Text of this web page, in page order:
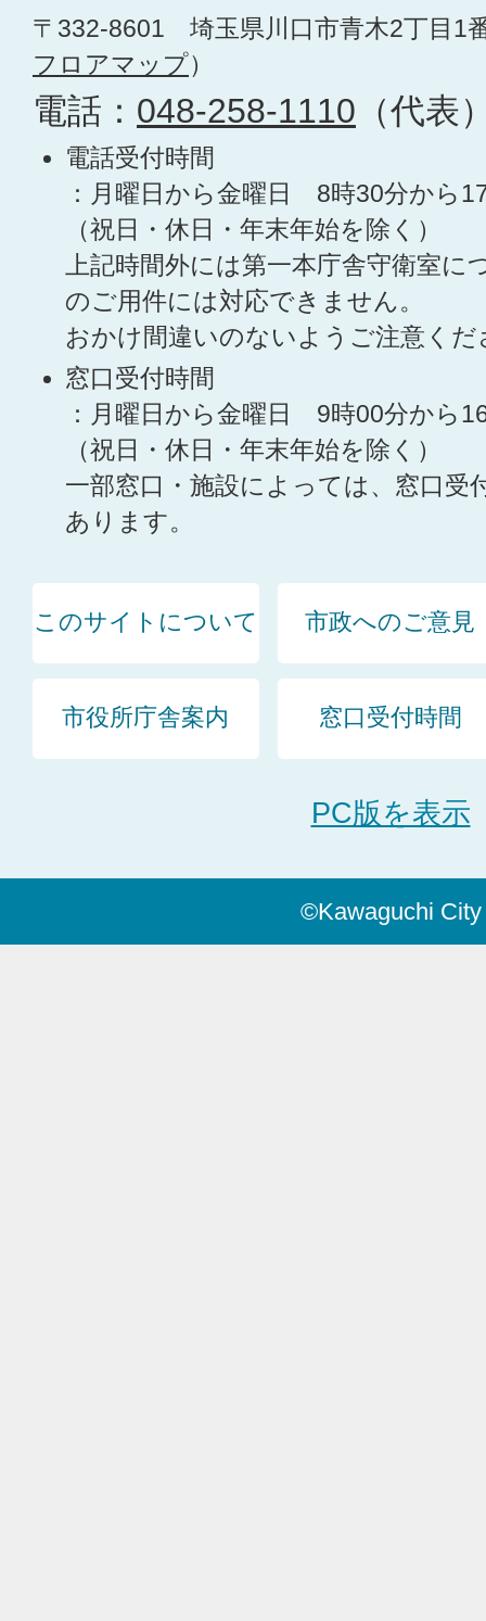
〒332-8601 埼玉県川口市青木2丁目1
フロアマップ）
電話： 048-258-1110 （代表
電話受付時間
：月曜日から金曜日 8時30分から
（祝日・休日・年末年始を除く）
上記時間外には第一本庁舎守衛室に
のご用件には対応できません。
おかけ間違いのないようご注意くだ
窓口受付時間
：月曜日から金曜日 9時00分から
（祝日・休日・年末年始を除く）
一部窓口・施設によっては、窓口受
あります。
このサイトについて 市政へのご意見
市役所庁舎案内 窓口受付時間
PC版を表示
©Kawaguchi City